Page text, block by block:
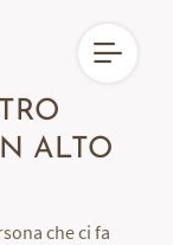
ALTO
che ci fa